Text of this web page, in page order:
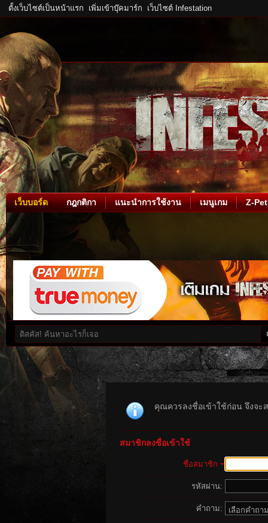
ตั้งเว็บไซต์เป็นหน้าแรก เพิ่มเข้าบุ๊คมาร์ก เว็บไซต์ Infestation
เว็บบอร์ด กฎกติกา แนะนำการใช้งาน เมนูเกม Z-Pet
คุณควรลงชื่อเข้าใช้ก่อน จึงจะ
สมาชิกลงชื่อเข้าใช้
ชื่อสมาชิก
รหัสผ่าน:
คำถาม: